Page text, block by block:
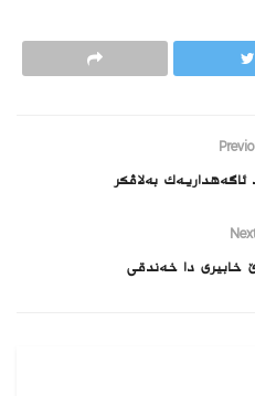
ئاگه‌هداریه‌ك به‌لاڤكر
خابیری دا خەندقی